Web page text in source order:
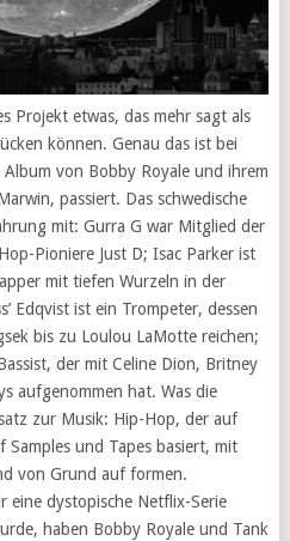
Projekt etwas, das mehr sagt als
können. Genau das ist bei
von Bobby Royale und ihrem
passiert. Das schwedische
mit: Gurra G war Mitglied der
Pioniere Just D; Isac Parker ist
mit tiefen Wurzeln in der
Edqvist ist ein Trompeter, dessen
bis zu Loulou LaMotte reichen;
der mit Celine Dion, Britney
aufgenommen hat. Was die
zur Musik: Hip-Hop, der auf
und Tapes basiert, mit
von Grund auf formen.
eine dystopische Netflix-Serie
haben Bobby Royale und Tank